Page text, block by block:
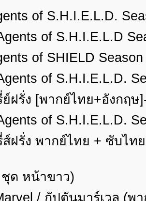
of S.H.I.E.L.D.
of S.H.I.E.L.D
of SHIELD
of S.H.I.E.L.D.
ฝรั่ง [พากย์ไทย+อังกฤ
of S.H.I.E.L.D.
ฝรั่ง พากย์ไทย + ซับไท
ด หน้าขาว)
/ กัปตันมาร์เวล (พ